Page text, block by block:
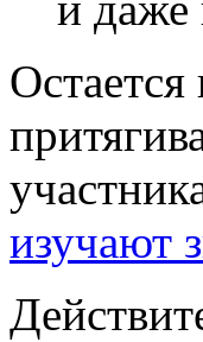
Остается
изучают